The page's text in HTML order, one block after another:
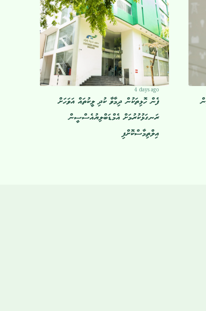
4 days ago
ފެން ހޮޅިތަކުން ދިމާވާ ކުދި ލީކުތައް އަވަހަށް
ރަނގަޅުކުރުމަށް އެމްޑަބްލިޔުއެސްސީން
އިލްތިމާސްކޮށްފި